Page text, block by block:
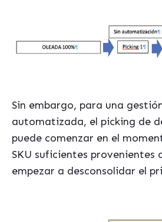
Sin embargo, para una
automatizada, el picking de
puede comenzar en el
SKU suficientes provenientes
empezar a desconsolidar el